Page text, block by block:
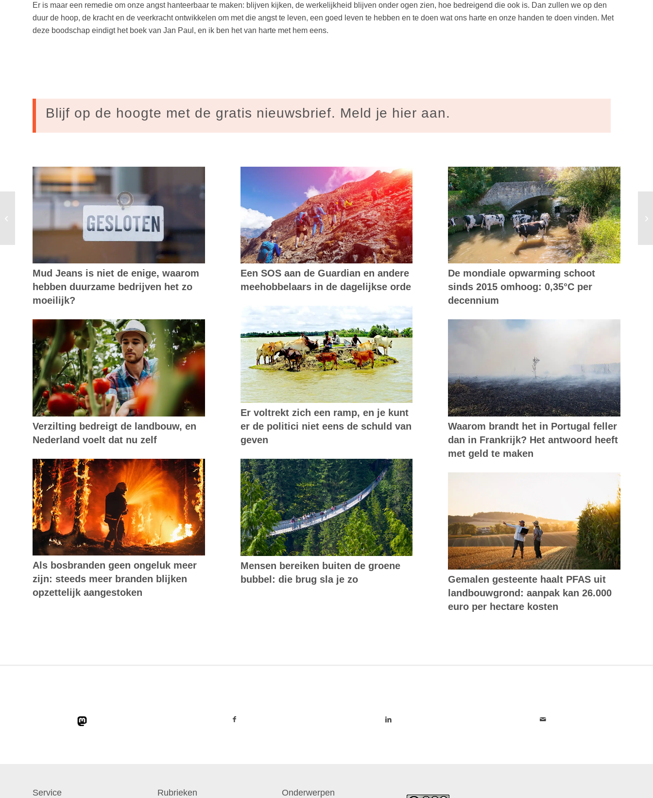
Er is maar een remedie om onze angst hanteerbaar te maken: blijven kijken, de werkelijkheid blijven onder ogen zien, hoe bedreigend die ook is. Dan zullen we op den
duur de hoop, de kracht en de veerkracht ontwikkelen om met die angst te leven, een goed leven te hebben en te doen wat ons harte en onze handen te doen vinden. Met
deze boodschap eindigt het boek van Jan Paul, en ik ben het van harte met hem eens.
Blijf op de hoogte met de gratis nieuwsbrief. Meld je hier aan.
Mud Jeans is niet de enige, waarom
hebben duurzame bedrijven het zo
moeilijk?
Verzilting bedreigt de landbouw, en
Nederland voelt dat nu zelf
Als bosbranden geen ongeluk meer
zijn: steeds meer branden blijken
opzettelijk aangestoken
Een SOS aan de Guardian en andere
meehobbelaars in de dagelijkse orde
Er voltrekt zich een ramp, en je kunt
er de politici niet eens de schuld van
geven
Mensen bereiken buiten de groene
bubbel: die brug sla je zo
De mondiale opwarming schoot
sinds 2015 omhoog: 0,35°C per
decennium
Waarom brandt het in Portugal feller
dan in Frankrijk? Het antwoord heeft
met geld te maken
Gemalen gesteente haalt PFAS uit
landbouwgrond: aanpak kan 26.000
euro per hectare kosten
Service Rubrieken Onderwerpen
gezondheidsrisico bij stadstuinieren